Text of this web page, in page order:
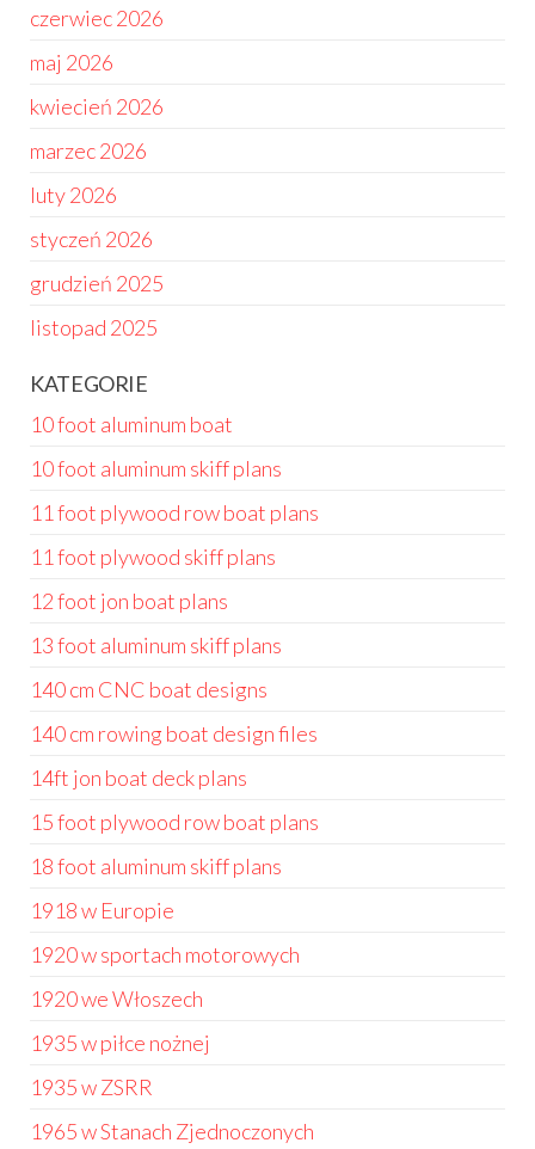
czerwiec 2026
maj 2026
kwiecień 2026
marzec 2026
luty 2026
styczeń 2026
grudzień 2025
listopad 2025
KATEGORIE
10 foot aluminum boat
10 foot aluminum skiff plans
11 foot plywood row boat plans
11 foot plywood skiff plans
12 foot jon boat plans
13 foot aluminum skiff plans
140 cm CNC boat designs
140 cm rowing boat design files
14ft jon boat deck plans
15 foot plywood row boat plans
18 foot aluminum skiff plans
1918 w Europie
1920 w sportach motorowych
1920 we Włoszech
1935 w piłce nożnej
1935 w ZSRR
1965 w Stanach Zjednoczonych